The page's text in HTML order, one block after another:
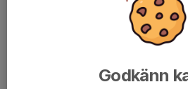
Godkänn